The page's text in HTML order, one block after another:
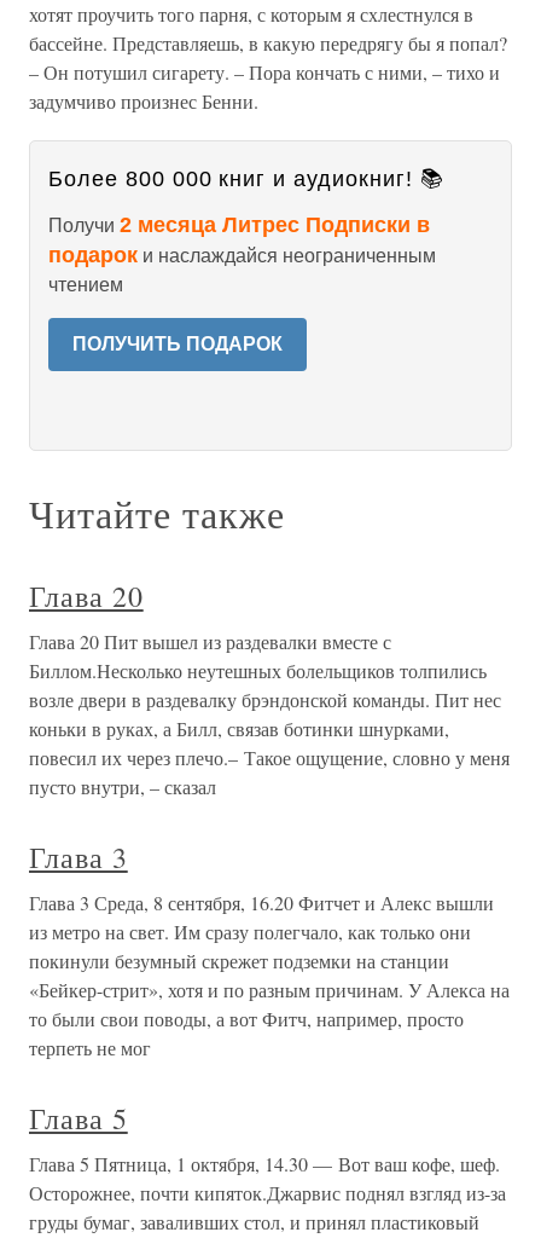
хотят проучить того парня, с которым я схлестнулся в
бассейне. Представляешь, в какую передрягу бы я попал?
– Он потушил сигарету. – Пора кончать с ними, – тихо и
задумчиво произнес Бенни.
Более 800 000 книг и аудиокниг! 📚
Получи 2 месяца Литрес Подписки в
подарок и наслаждайся неограниченным
чтением
ПОЛУЧИТЬ ПОДАРОК
Читайте также
Глава 20
Глава 20 Пит вышел из раздевалки вместе с
Биллом.Несколько неутешных болельщиков толпились
возле двери в раздевалку брэндонской команды. Пит нес
коньки в руках, а Билл, связав ботинки шнурками,
повесил их через плечо.– Такое ощущение, словно у меня
пусто внутри, – сказал
Глава 3
Глава 3 Среда, 8 сентября, 16.20 Фитчет и Алекс вышли
из метро на свет. Им сразу полегчало, как только они
покинули безумный скрежет подземки на станции
«Бейкер-стрит», хотя и по разным причинам. У Алекса на
то были свои поводы, а вот Фитч, например, просто
терпеть не мог
Глава 5
Глава 5 Пятница, 1 октября, 14.30 — Вот ваш кофе, шеф.
Осторожнее, почти кипяток.Джарвис поднял взгляд из-за
груды бумаг, заваливших стол, и принял пластиковый